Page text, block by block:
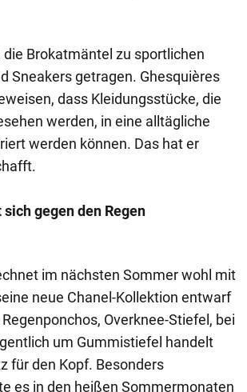
Brokatmäntel zu sportlichen
Sneakers getragen. Ghesquières
dass Kleidungsstücke, die
werden, in eine alltägliche
werden können. Das hat er
gegen den Regen
im nächsten Sommer wohl mit
neue Chanel-Kollektion entwarf
Overknee-Stiefel, bei
um Gummistiefel handelt
für den Kopf. Besonders
es in den heißen Sommermonaten